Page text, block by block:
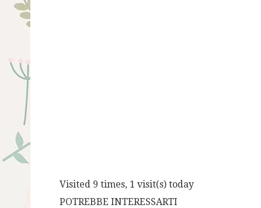
Visited 9 times, 1 visit(s) today
POTREBBE INTERESSARTI